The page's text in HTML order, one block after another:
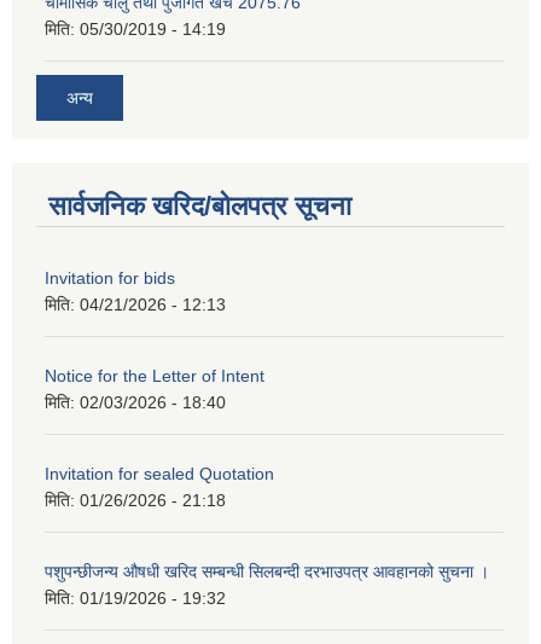
मिति: 05/30/2019 - 14:19
अन्य
सार्वजनिक खरिद/बोलपत्र सूचना
Invitation for bids
मिति: 04/21/2026 - 12:13
Notice for the Letter of Intent
मिति: 02/03/2026 - 18:40
Invitation for sealed Quotation
मिति: 01/26/2026 - 21:18
पशुपन्छीजन्य औषधी खरिद सम्बन्धी सिलबन्दी दरभाउपत्र आवहानको सुचना ।
मिति: 01/19/2026 - 19:32